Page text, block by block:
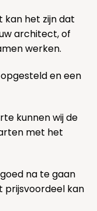
het zijn dat
architect, of
werken.
en een
kunnen wij de
met het
na te gaan
prijsvoordeel kan